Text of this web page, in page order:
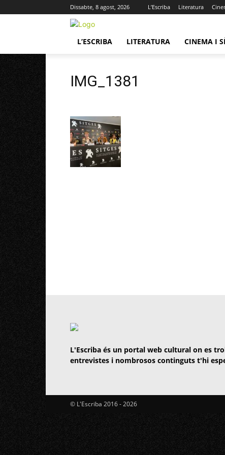
Dissabte, 8 agost, 2026 L’Escriba Literatura
L’ESCRIBA LITERATURA CINEMA I
IMG_1381
L'Escriba és un portal web cultural on es
entrevistes i nombrosos continguts t'hi
© L'Escriba 2016 -2026